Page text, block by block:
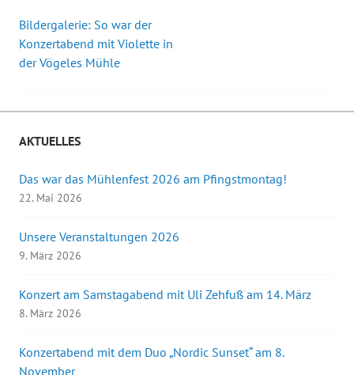
Beitrags-
Navigation
Bildergalerie: So war der
Konzertabend mit Violette in
der Vögeles Mühle
AKTUELLES
Das war das Mühlenfest 2026 am Pfingstmontag!
22. Mai 2026
Unsere Veranstaltungen 2026
9. März 2026
Konzert am Samstagabend mit Uli Zehfuß am 14. März
8. März 2026
Konzertabend mit dem Duo „Nordic Sunset“ am 8.
November